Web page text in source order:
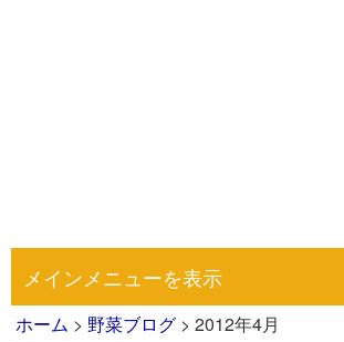
メインメニューを表示
ホーム > 野菜ブログ > 2012年4月